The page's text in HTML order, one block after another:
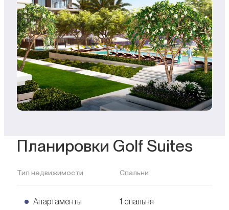
Планировки Golf Suites
Тип недвижимости Спальни
Апартаменты 1 спальня